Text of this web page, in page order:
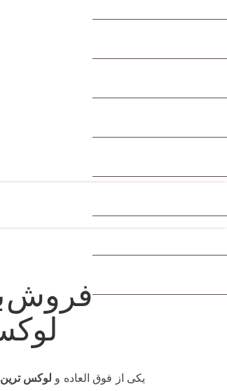
فروش باغ ویلای فوق
یکی از فوق العاده ولوکس ترین
شده و در ادامه میتوانید تمام